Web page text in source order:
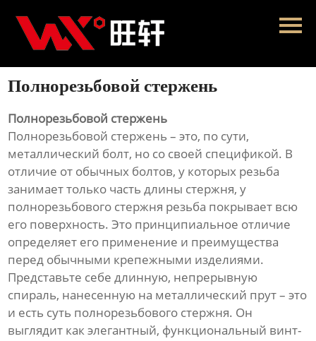
Главная
Продукция
Новости
О нас
Контакты
Полнорезьбовой стержень
Полнорезьбовой стержень
Полнорезьбовой стержень – это, по сути,
металлический болт, но со своей спецификой. В
отличие от обычных болтов, у которых резьба
занимает только часть длины стержня, у
полнорезьбового стержня резьба покрывает всю
его поверхность. Это принципиальное отличие
определяет его применение и преимущества
перед обычными крепежными изделиями.
Представьте себе длинную, непрерывную
спираль, нанесенную на металлический прут – это
и есть суть полнорезьбового стержня. Он
выглядит как элегантный, функциональный винт-